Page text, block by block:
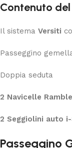
Contenuto
Il sistema Versiti
Passeggino
Doppia seduta
2 Navicelle
2 Seggiolini auto
Passeggino